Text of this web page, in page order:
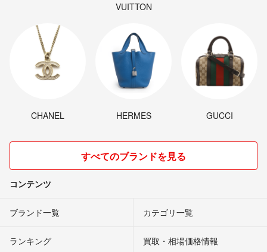
VUITTON
CHANEL HERMES GUCCI
すべてのブランドを見る
コンテンツ
ブランド一覧 カテゴリ一覧
ランキング 買取・相場価格情報